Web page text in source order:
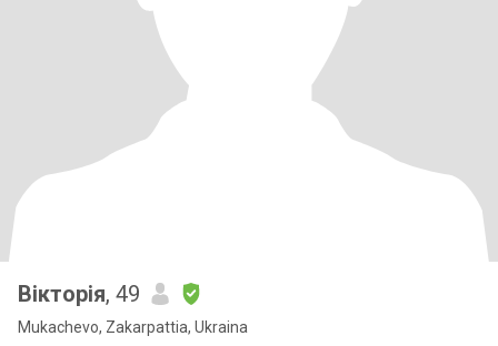
Вікторія, 49
Mukachevo, Zakarpattia, Ukraina